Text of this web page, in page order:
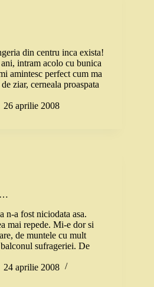
din centru inca exista!
intram acolo cu bunica
amintesc perfect cum ma
ziar, cerneala proaspata
26 aprilie 2008
n-a fost niciodata asa.
mai repede. Mi-e dor si
de muntele cu mult
sufrageriei. De
24 aprilie 2008